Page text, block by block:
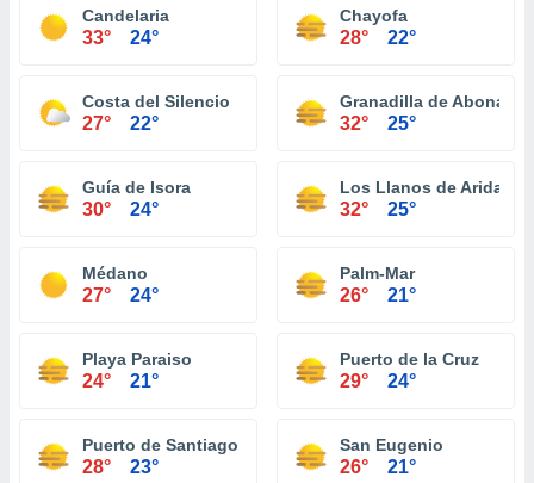
Candelaria
33° 24°
Chayofa
28° 22°
Costa del Silencio
27° 22°
Granadilla de Abona
32° 25°
Guía de Isora
30° 24°
Los Llanos de Aridane
32° 25°
Médano
27° 24°
Palm-Mar
26° 21°
Playa Paraiso
24° 21°
Puerto de la Cruz
29° 24°
Puerto de Santiago
28° 23°
San Eugenio
26° 21°